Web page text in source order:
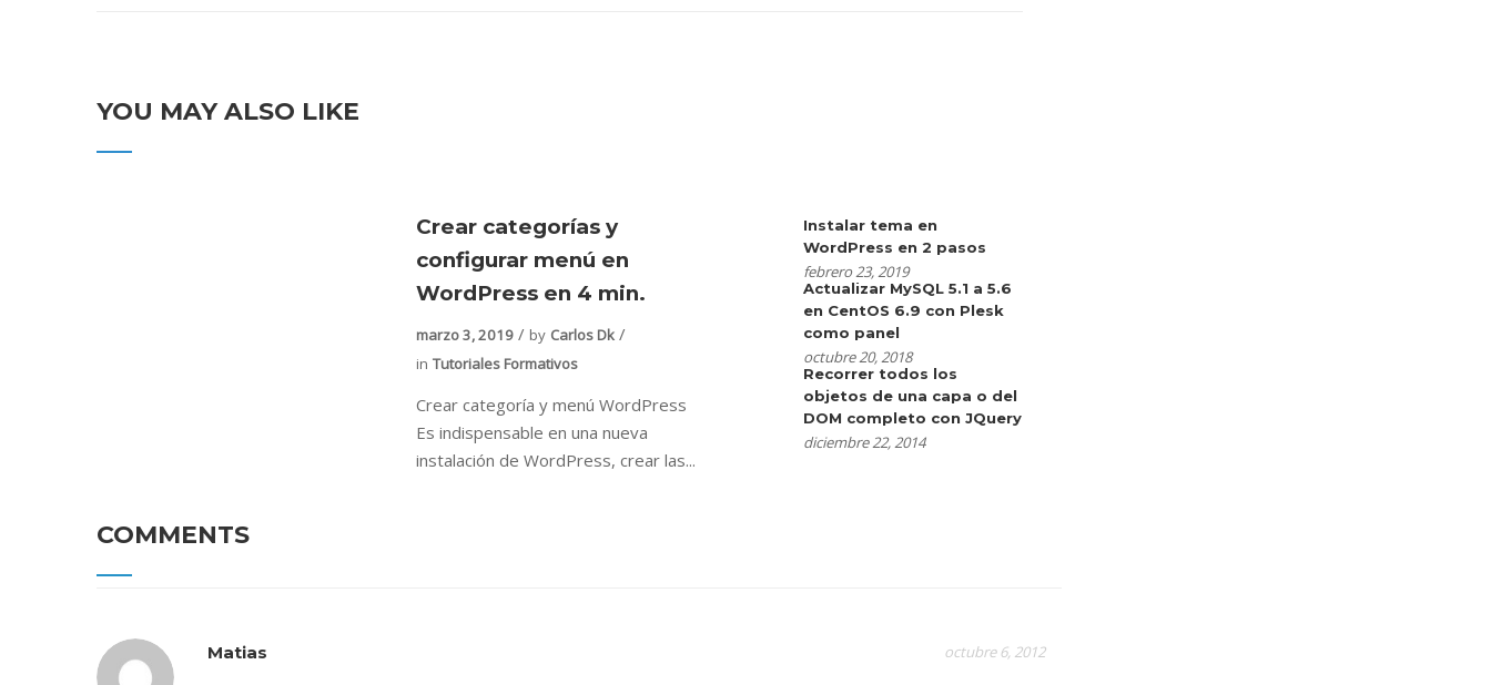
YOU MAY ALSO LIKE
Crear categorías y
configurar menú en
WordPress en 4 min.
marzo 3, 2019 by Carlos Dk
in Tutoriales Formativos
Crear categoría y menú WordPress
Es indispensable en una nueva
instalación de WordPress, crear las...
Instalar tema en
WordPress en 2 pasos
febrero 23, 2019
Actualizar MySQL 5.1 a 5.6
en CentOS 6.9 con Plesk
como panel
octubre 20, 2018
Recorrer todos los
objetos de una capa o del
DOM completo con JQuery
diciembre 22, 2014
COMMENTS
Matias octubre 6, 2012